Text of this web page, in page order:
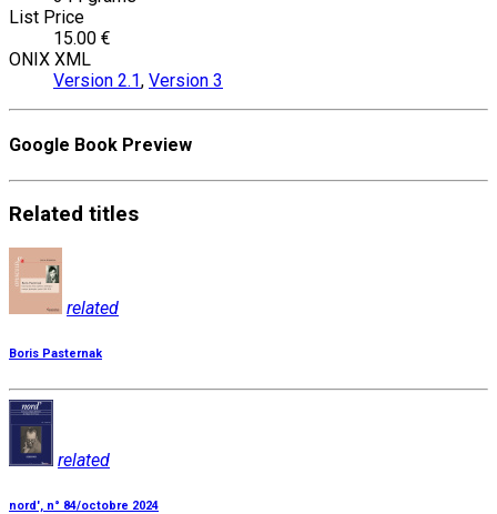
List Price
15.00 €
ONIX XML
Version 2.1, Version 3
Google Book Preview
Related titles
related
Boris Pasternak
related
nord', n° 84/octobre 2024